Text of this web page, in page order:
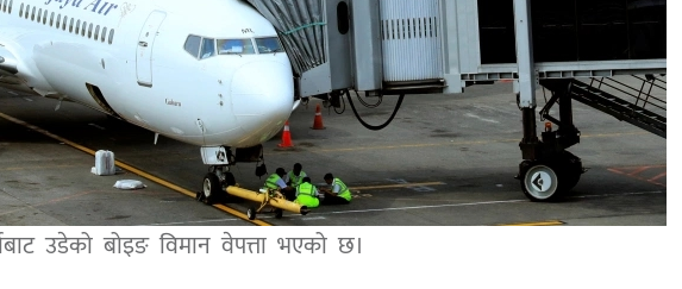
उडेको बोइङ विमान वेपत्ता भएको छ।